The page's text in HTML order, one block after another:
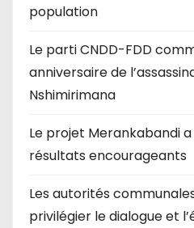
population
Le parti CNDD-FDD
anniversaire de
Nshimirimana
Le projet Merankabandi
résultats encourageants
Les autorités
privilégier le dialogue et